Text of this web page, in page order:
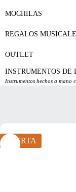
MOCHILAS
REGALOS
OUTLET
INSTRUMENTOS DE
Instrumentos hechos a mano
OFERTA